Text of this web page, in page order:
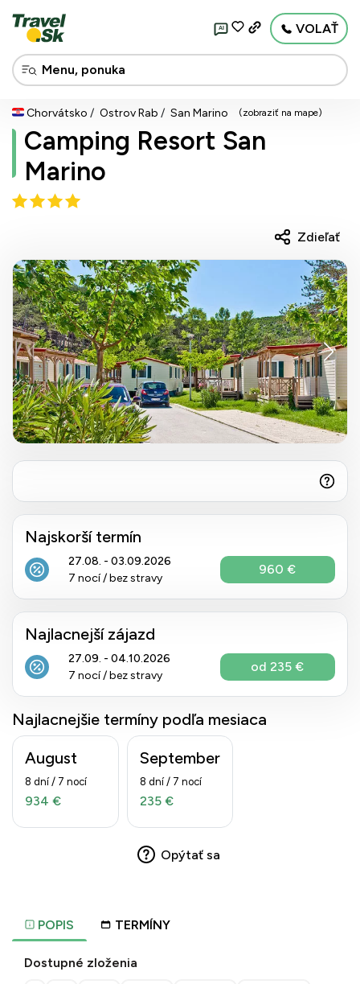
AI VOLAŤ
Chorvátsko Ostrov Rab San Marino (zobraziť na mape)
Camping Resort San
Marino
Zdieľať
POPIS TERMÍNY
Dostupné zloženia
Najskorší termín
27.08. - 03.09.2026
7 nocí / bez stravy
960 €
Najlacnejší zájazd
27.09. - 04.10.2026
7 nocí / bez stravy
od 235 €
Najlacnejšie termíny podľa mesiaca
August
8 dní / 7 nocí
934 €
September
8 dní / 7 nocí
235 €
Opýtať sa